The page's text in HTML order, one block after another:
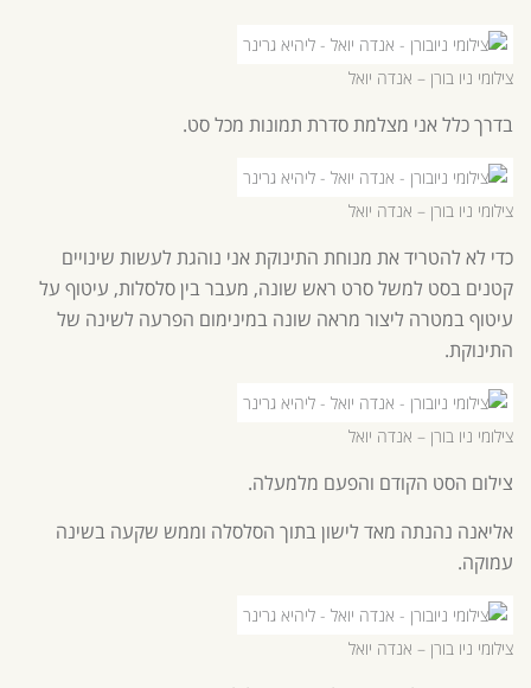
צילומי ניו בורן – אנדה יואל
בדרך כלל אני מצלמת סדרת תמונות מכל סט.
צילומי ניו בורן – אנדה יואל
כדי לא להטריד את מנוחת התינוקת אני נוהגת לעשות שינויים
קטנים בסט למשל סרט ראש שונה, מעבר בין סלסלות, עיטוף על
עיטוף במטרה ליצור מראה שונה במינימום הפרעה לשינה של
התינוקת.
צילומי ניו בורן – אנדה יואל
צילום הסט הקודם והפעם מלמעלה.
אליאנה נהנתה מאד לישון בתוך הסלסלה וממש שקעה בשינה
עמוקה.
צילומי ניו בורן – אנדה יואל